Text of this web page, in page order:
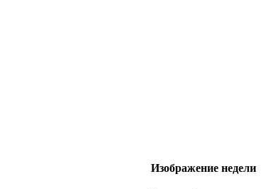
Изображение недели